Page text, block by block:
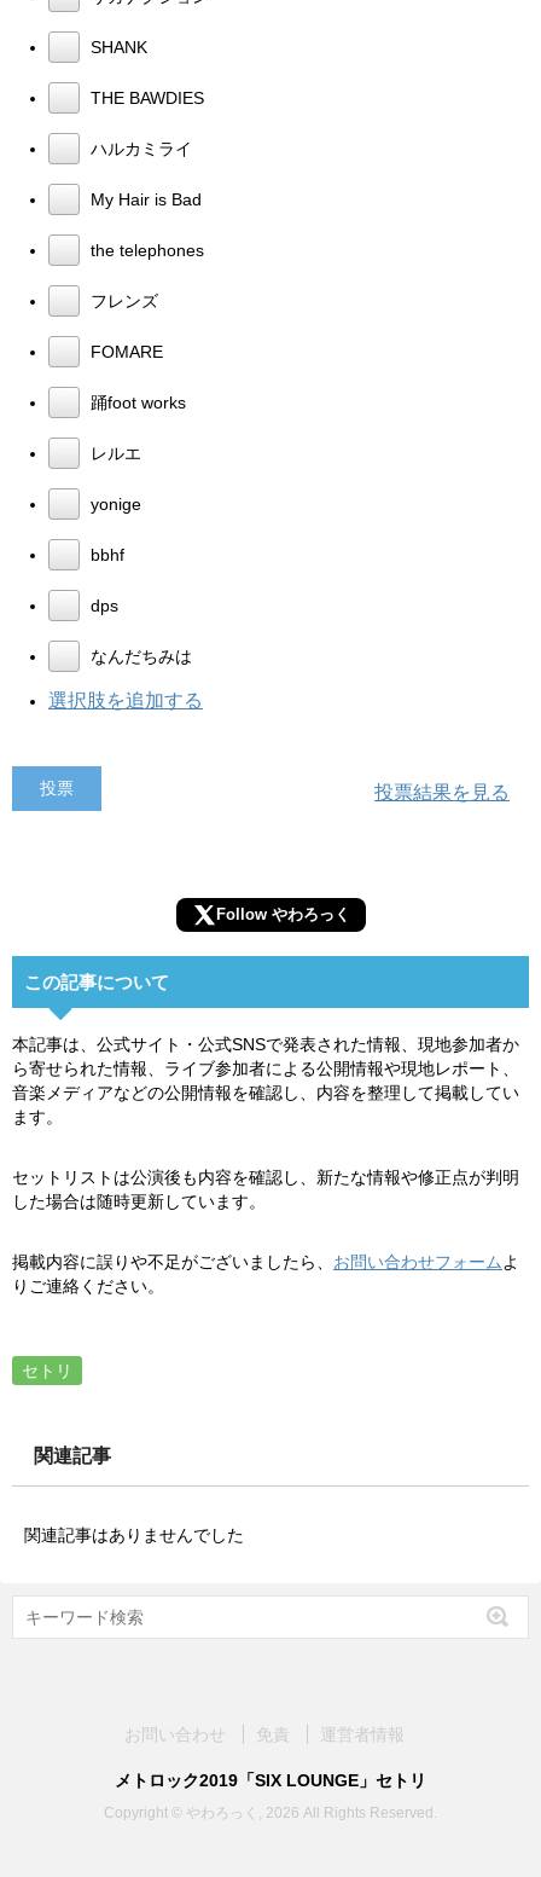
SHANK
THE BAWDIES
ハルカミライ
My Hair is Bad
the telephones
フレンズ
FOMARE
踊foot works
レルエ
yonige
bbhf
dps
なんだちみは
選択肢を追加する
投票結果を見る
Follow やわろっく
この記事について
本記事は、公式サイト・公式SNSで発表された情報、現地参加者か
ら寄せられた情報、ライブ参加者による公開情報や現地レポート、
音楽メディアなどの公開情報を確認し、内容を整理して掲載してい
ます。
セットリストは公演後も内容を確認し、新たな情報や修正点が判明
した場合は随時更新しています。
掲載内容に誤りや不足がございましたら、 お問い合わせフォーム よ
りご連絡ください。
セトリ
関連記事
関連記事はありませんでした
お問い合わせ 免責 運営者情報
メトロック2019「SIX LOUNGE」セトリ
Copyright © やわろっく, 2026 All Rights Reserved.